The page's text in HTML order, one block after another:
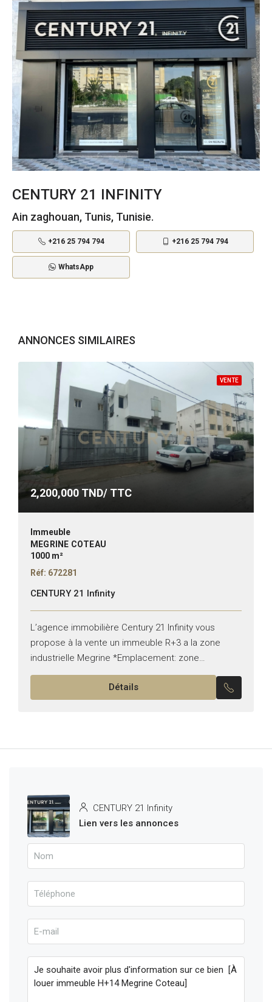
CENTURY 21 INFINITY
Ain zaghouan, Tunis, Tunisie.
+216 25 794 794 +216 25 794 794
WhatsApp
ANNONCES SIMILAIRES
VENTE
2,200,000 TND/ TTC
Immeuble
MEGRINE COTEAU
1000 m²
Réf: 672281
CENTURY 21 Infinity
L’agence immobilière Century 21 Infinity vous
propose à la vente un immeuble R+3 a la zone
industrielle Megrine *Emplacement: zone
industrielle Megrine *Usage: Bureautique
*Superficie: Total couvert plus que 2500 / 785...
Détails
CENTURY 21 Infinity
Lien vers les annonces